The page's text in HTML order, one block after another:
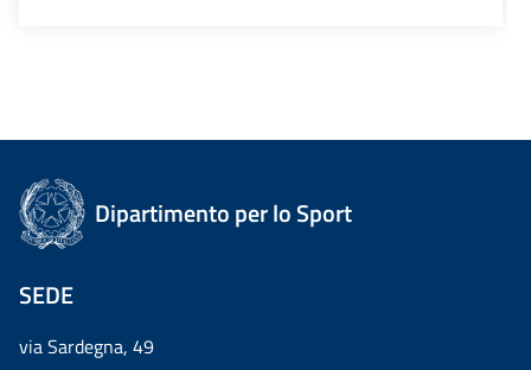
Dipartimento per lo Sport
SEDE
via Sardegna, 49